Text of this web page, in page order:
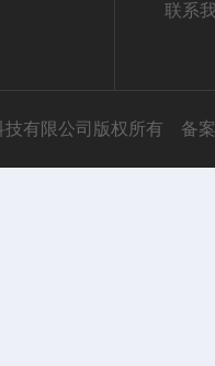
联系
技有限公司版权所有 备